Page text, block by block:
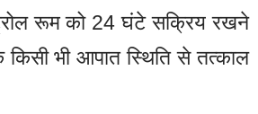
रूम को 24 घंटे सक्रिय रखने
किसी भी आपात स्थिति से तत्काल